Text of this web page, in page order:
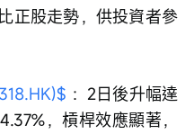
正股走勢，供投資者參
：2日後升幅達
，槓桿效應顯著，